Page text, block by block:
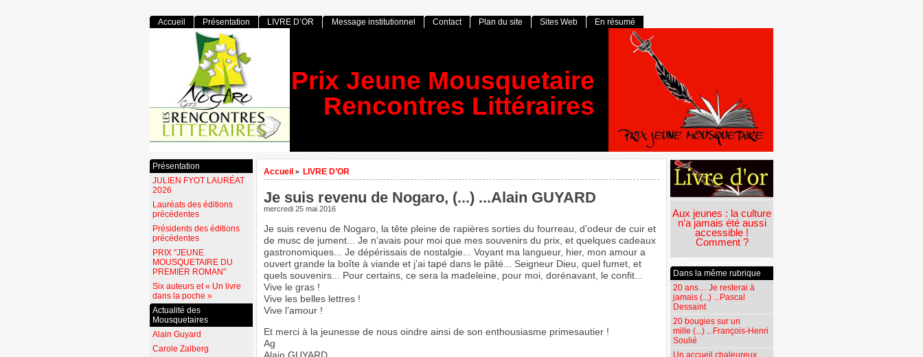
Prix Jeune Mousquetaire
Rencontres Littéraires
Accueil > LIVRE D’OR
Je suis revenu de Nogaro, (...) ...Alain GUYARD
mercredi 25 mai 2016
Je suis revenu de Nogaro, la tête pleine de rapières sorties du fourreau, d’odeur de cuir et
de musc de jument... Je n’avais pour moi que mes souvenirs du prix, et quelques cadeaux
gastronomiques... Je dépérissais de nostalgie... Voyant ma langueur, hier, mon amour a
ouvert grande la boîte à viande et j’ai tapé dans le pâté... Seigneur Dieu, quel fumet, et
quels souvenirs... Pour certains, ce sera la madeleine, pour moi, dorénavant, le confit...
Vive le gras !
Vive les belles lettres !
Vive l’amour !
Et merci à la jeunesse de nous oindre ainsi de son enthousiasme primesautier !
Ag
Aux jeunes : la culture
n’a jamais été aussi
accessible !
Comment ?
Dans la même rubrique
20 ans… Je resterai à
jamais (...) ...Pascal
Dessaint
20 bougies sur un
mille (...) ...François-Henri
Soulié
Accueil Présentation LIVRE D’OR Message institutionnel Contact Plan du site Sites Web En résumé
Présentation
JULIEN FYOT LAURÉAT
2026
Lauréats des éditions
précédentes
Présidents des éditions
précédentes
PRIX "JEUNE
MOUSQUETAIRE DU
PREMIER ROMAN"
Six auteurs et « Un livre
dans la poche »
Actualité des
Mousquetaires
Alain Guyard
Carole Zalberg